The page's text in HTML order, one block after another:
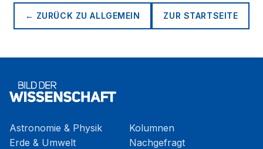
← ZURÜCK ZUALLGEMEIN ZUR STARTSEITE
Astronomie & Physik
Erde & Umwelt
Kolumnen
Nachgefragt